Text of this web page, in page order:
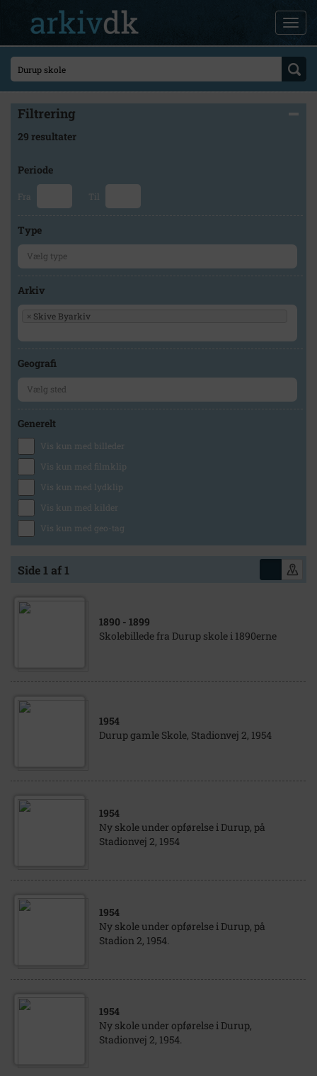
Filtrering
29 resultater
Periode
Fra Til
Type
Arkiv
× Skive Byarkiv
Geografi
Generelt
Vis kun med billeder
Vis kun med filmklip
Vis kun med lydklip
Vis kun med kilder
Vis kun med geo-tag
Side 1 af 1
1890 - 1899
Skolebillede fra Durup skole i 1890erne
1954
Durup gamle Skole, Stadionvej 2, 1954
1954
Ny skole under opførelse i Durup, på
Stadionvej 2, 1954
1954
Ny skole under opførelse i Durup, på
Stadion 2, 1954.
1954
Ny skole under opførelse i Durup,
Stadionvej 2, 1954.